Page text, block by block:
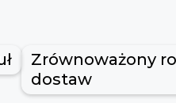
Zrównoważony
dostaw